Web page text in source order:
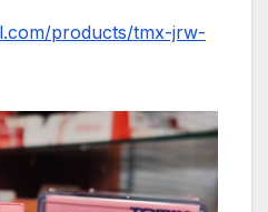
products/tmx-jrw-